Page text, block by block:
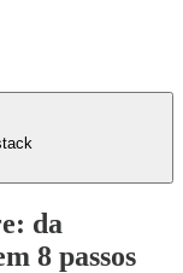
da
8 passos